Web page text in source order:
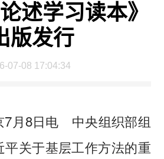
述学习读本》
版发行
07-08 17:04:34
8日电 中央组织部组
关于基层工作方法的重